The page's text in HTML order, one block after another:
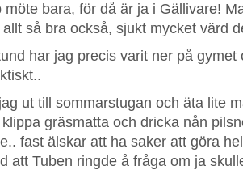
möte bara, för då är ja i Gällivare!
så bra också, sjukt mycket värd
har jag precis varit ner på gymet
ut till sommarstugan och äta lite
gräsmatta och dricka nån
fast älskar att ha saker att göra
att Tuben ringde å fråga om ja